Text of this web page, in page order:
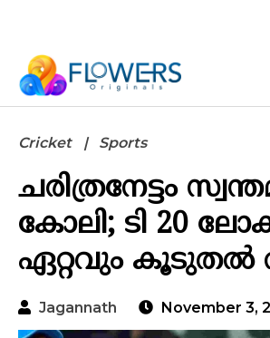
Cricket Sports
ചരിത്രനേട്ടം
കോലി; ടി 20
ഏറ്റവും
Jagannath November 3,